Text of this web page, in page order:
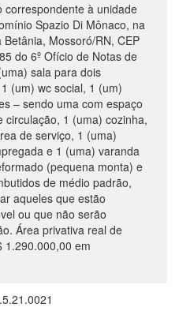
correspondente à unidade
Spazio Di Mônaco, na
Mossoró/RN, CEP
do 6º Ofício de Notas de
sala para dois
(um) wc social, 1 (um)
– sendo uma com espaço
1 (uma) cozinha,
de serviço, 1 (uma)
e 1 (uma) varanda
(pequena monta) e
de médio padrão,
aqueles que estão
ou que não serão
Área privativa real de
1.290.000,00 em